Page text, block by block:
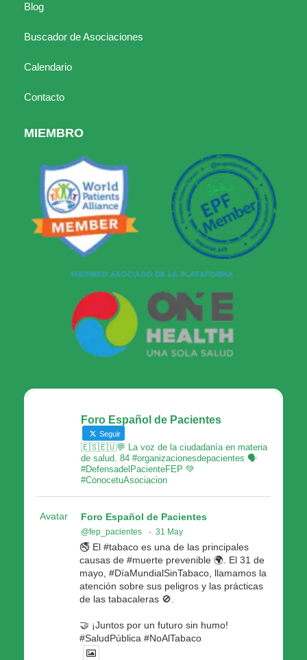
Blog
Buscador de Asociaciones
Calendario
Contacto
MIEMBRO
Foro Español de Pacientes
Seguir
🇪🇸🇪🇺💬 La voz de la ciudadanía en materia
de salud. 84 #organizacionesdepacientes 🗣
#DefensadelPacienteFEP 💚
#ConocetuAsociacion
Avatar Foro Español de Pacientes
@fep_pacientes · 31 May
🚭 El #tabaco es una de las principales
causas de #muerte prevenible 🌍. El 31 de
mayo, #DíaMundialSinTabaco, llamamos la
atención sobre sus peligros y las prácticas
de las tabacaleras 🚫.
🤝 ¡Juntos por un futuro sin humo!
#SaludPública #NoAlTabaco